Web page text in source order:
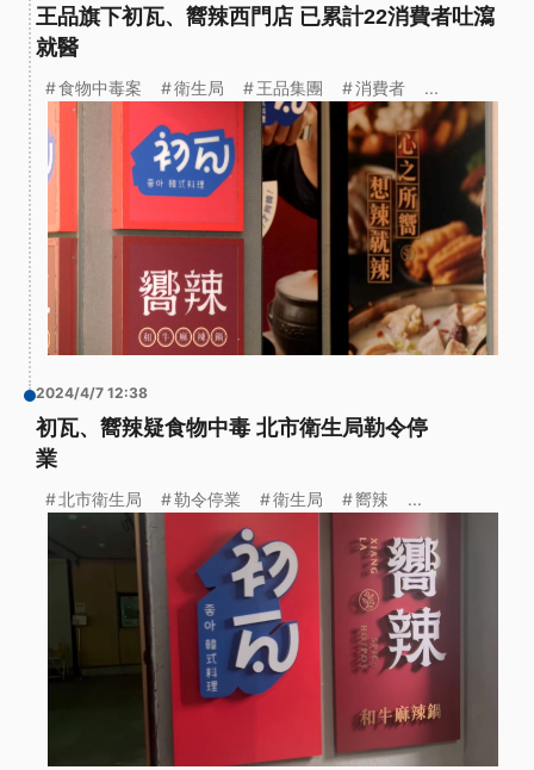
王品旗下初瓦、嚮辣西門店 已累計22消費者吐瀉
就醫
食物中毒案 衛生局 王品集團 消費者 ...
2024/4/7 12:38
初瓦、嚮辣疑食物中毒 北市衛生局勒令停
業
北市衛生局 勒令停業 衛生局 嚮辣 ...